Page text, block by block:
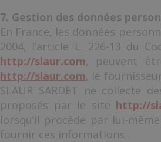
7. Gestion des données
En France, les données
2004, l’article L. 226-13 du
http://slaur.com, peuvent
http://slaur.com, le
SLAUR SARDET ne collecte
proposés par le site http://
lorsqu’il procède par lui-
fournir ces informations.